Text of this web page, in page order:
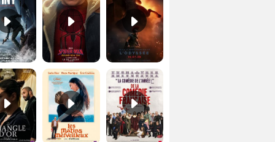
Le Triangle d'or Bande-annonce VF De la Comédie-Française Teaser VF